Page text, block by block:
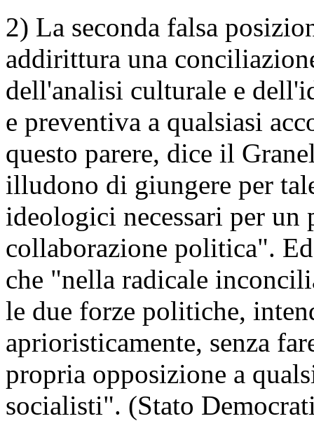
2) La seconda falsa
addirittura una
dell'analisi culturale e
e preventiva a qualsiasi
questo parere, dice il
illudono di giungere per
ideologici necessari per
collaborazione politica".
che "nella radicale
le due forze politiche,
aprioristicamente, senza
propria opposizione a
socialisti". (Stato